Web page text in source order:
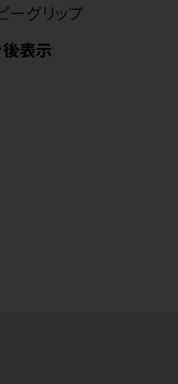
グリップ
表示